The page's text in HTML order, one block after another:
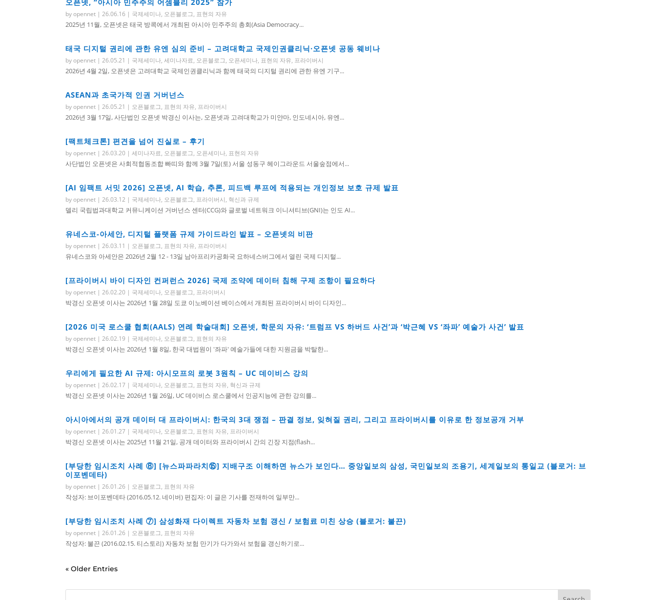
오픈넷, “아시아 민주주의 어셈블리 2025” 참가
byopennet |26.06.16 | 국제세미나, 오픈블로그, 표현의 자유
2025년 11월, 오픈넷은 태국 방콕에서 개최된 아시아 민주주의 총회(Asia Democracy...
태국 디지털 권리에 관한 유엔 심의 준비 – 고려대학교 국제인권클리닉·오픈넷 공동 웨비나
byopennet |26.05.21 | 국제세미나,세미나자료, 오픈블로그, 오픈세미나, 표현의 자유, 프라이버시
2026년 4월 2일, 오픈넷은 고려대학교 국제인권클리닉과 함께 태국의 디지털 권리에 관한 유엔 기구...
ASEAN과 초국가적 인권 거버넌스
byopennet |26.05.21 | 오픈블로그, 표현의 자유, 프라이버시
2026년 3월 17일, 사단법인 오픈넷 박경신 이사는, 오픈넷과 고려대학교가 미얀마, 인도네시아, 유엔...
[팩트체크톤] 편견을 넘어 진실로 – 후기
byopennet |26.03.20 |세미나자료, 오픈블로그, 오픈세미나, 표현의 자유
사단법인 오픈넷은 사회적협동조합 빠띠와 함께 3월 7일(토) 서울 성동구 헤이그라운드 서울숲점에서...
[AI 임팩트 서밋 2026] 오픈넷, AI 학습, 추론, 피드백 루프에 적용되는 개인정보 보호 규제 발표
byopennet |26.03.12 | 국제세미나, 오픈블로그, 프라이버시, 혁신과 규제
델리 국립법과대학교 커뮤니케이션 거버넌스 센터(CCG)와 글로벌 네트워크 이니셔티브(GNI)는 인도 AI...
유네스코-아세안, 디지털 플랫폼 규제 가이드라인 발표 – 오픈넷의 비판
byopennet |26.03.11 | 오픈블로그, 표현의 자유, 프라이버시
유네스코와 아세안은 2026년 2월 12 - 13일 남아프리카공화국 요하네스버그에서 열린 국제 디지털...
[프라이버시 바이 디자인 컨퍼런스 2026] 국제 조약에 데이터 침해 구제 조항이 필요하다
byopennet |26.02.20 | 국제세미나, 오픈블로그, 프라이버시
박경신 오픈넷 이사는 2026년 1월 28일 도쿄 이노베이션 베이스에서 개최된 프라이버시 바이 디자인...
[2026 미국 로스쿨 협회(AALS) 연례 학술대회] 오픈넷, 학문의 자유: ‘트럼프 VS 하버드 사건’과 ‘박근혜 VS ‘좌파’ 예술가 사건’ 발표
byopennet |26.02.19 | 국제세미나, 오픈블로그, 표현의 자유
박경신 오픈넷 이사는 2026년 1월 8일, 한국 대법원이 '좌파' 예술가들에 대한 지원금을 박탈한...
우리에게 필요한 AI 규제: 아시모프의 로봇 3원칙 – UC 데이비스 강의
byopennet |26.02.17 | 국제세미나, 오픈블로그, 표현의 자유, 혁신과 규제
박경신 오픈넷 이사는 2026년 1월 26일, UC 데이비스 로스쿨에서 인공지능에 관한 강의를...
아시아에서의 공개 데이터 대 프라이버시: 한국의 3대 쟁점 – 판결 정보, 잊혀질 권리, 그리고 프라이버시를 이유로 한 정보공개 거부
byopennet |26.01.27 | 국제세미나, 오픈블로그, 표현의 자유, 프라이버시
박경신 오픈넷 이사는 2025년 11월 21일, 공개 데이터와 프라이버시 간의 긴장 지점(flash...
[부당한 임시조치 사례 ⑧] [뉴스파파라치⑮] 지배구조 이해하면 뉴스가 보인다… 중앙일보의 삼성, 국민일보의 조용기, 세계일보의 통일교 (블로거: 브
이포벤데타)
byopennet |26.01.26 | 오픈블로그, 표현의 자유
작성자: 브이포벤데타 (2016.05.12. 네이버) 편집자: 이 글은 기사를 전재하여 일부만...
[부당한 임시조치 사례 ⑦] 삼성화재 다이렉트 자동차 보험 갱신 / 보험료 미친 상승 (블로거: 불끈)
byopennet |26.01.26 | 오픈블로그, 표현의 자유
작성자: 불끈 (2016.02.15. 티스토리) 자동차 보험 만기가 다가와서 보험을 갱신하기로...
« Older Entries